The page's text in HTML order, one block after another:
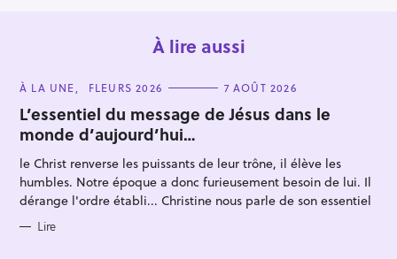
À lire aussi
C
T
E
G
O
R
I
E
S
À LA UNE FLEURS 2026 7 AOÛT 2026
L’essentiel du message de Jésus dans le
monde d’aujourd’hui…
le Christ renverse les puissants de leur trône, il élève les
humbles. Notre époque a donc furieusement besoin de lui. Il
dérange l'ordre établi... Christine nous parle de son essentiel
Lire